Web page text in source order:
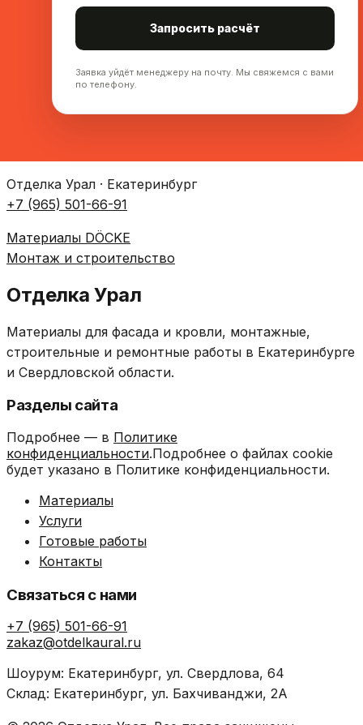
Запросить расчёт
Заявка уйдёт менеджеру на почту. Мы свяжемся с вами
по телефону.
Отделка Урал · Екатеринбург
+7 (965) 501-66-91
Материалы DÖCKE
Монтаж и строительство
Отделка Урал
Материалы для фасада и кровли, монтажные,
строительные и ремонтные работы в Екатеринбурге
и Свердловской области.
Разделы сайта
Подробнее — в Политике
конфиденциальности.Подробнее о файлах cookie
будет указано в Политике конфиденциальности.
Материалы
Услуги
Готовые работы
Контакты
Связаться с нами
+7 (965) 501-66-91
zakaz@otdelkaural.ru
Шоурум: Екатеринбург, ул. Свердлова, 64
Склад: Екатеринбург, ул. Бахчиванджи, 2А